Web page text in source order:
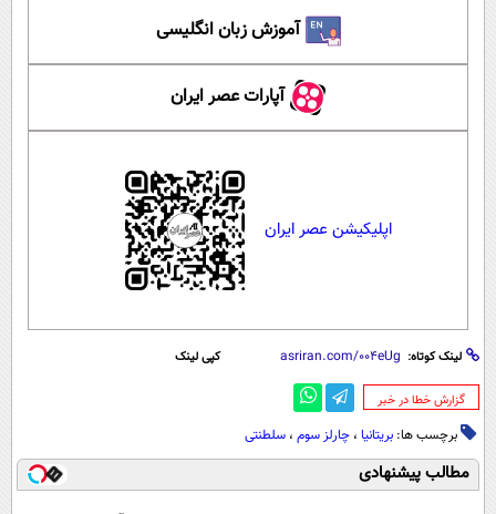
آموزش زبان انگلیسی
آپارات عصر ایران
اپلیکیشن عصر ایران
لینک کوتاه: کپی لینک
‌گزارش خطا در خبر
برچسب ها: بریتانیا ، چارلز سوم ، سلطنتی
مطالب پیشنهادی